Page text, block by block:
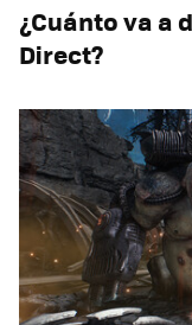
¿Cuánto va a
Direct?